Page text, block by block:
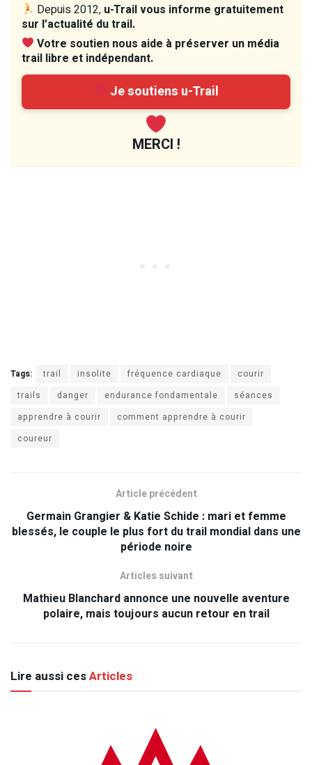
Depuis 2012, u-Trail vous informe gratuitement
sur l’actualité du trail.
Votre soutien nous aide à préserver un média
trail libre et indépendant.
Je soutiens u-Trail
MERCI !
Tags: trail insolite fréquence cardiaque
courir
trails
danger endurance fondamentale
séances
apprendre à courir
comment apprendre à courir
coureur
Article précédent
Germain Grangier & Katie Schide : mari et femme
blessés, le couple le plus fort du trail mondial dans une
période noire
Articles suivant
Mathieu Blanchard annonce une nouvelle aventure
polaire, mais toujours aucun retour en trail
Lire aussi cesArticles